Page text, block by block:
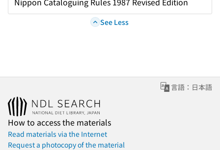
See Less
言語：日本語
How to access the materials
Read materials via the Internet
Request a photocopy of the material